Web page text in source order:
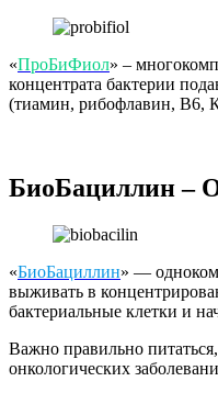
«ПроБиФиол» –
концентрата бактерии
(тиамин, рибофлавин, В6,
БиоБациллин –
«БиоБациллин» —
выживать в
бактериальные клетки и
Важно правильно
онкологических